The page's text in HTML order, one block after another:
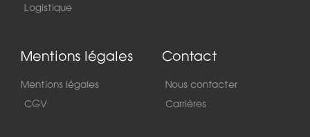
Logistique
Mentions légales
Mentions légales
CGV
Contact
Nous contacter
Carrières